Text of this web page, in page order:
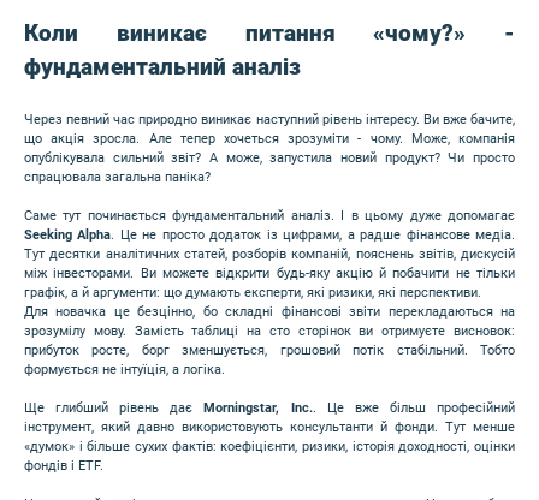
Коли виникає питання «чому?» -
фундаментальний аналіз
Через певний час природно виникає наступний рівень інтересу. Ви вже бачите,
що акція зросла. Але тепер хочеться зрозуміти - чому. Може, компанія
опублікувала сильний звіт? А може, запустила новий продукт? Чи просто
спрацювала загальна паніка?
Саме тут починається фундаментальний аналіз. І в цьому дуже допомагає
Seeking Alpha. Це не просто додаток із цифрами, а радше фінансове медіа.
Тут десятки аналітичних статей, розборів компаній, пояснень звітів, дискусій
між інвесторами. Ви можете відкрити будь-яку акцію й побачити не тільки
графік, а й аргументи: що думають експерти, які ризики, які перспективи.
Для новачка це безцінно, бо складні фінансові звіти перекладаються на
зрозумілу мову. Замість таблиці на сто сторінок ви отримуєте висновок:
прибуток росте, борг зменшується, грошовий потік стабільний. Тобто
формується не інтуїція, а логіка.
Ще глибший рівень дає Morningstar, Inc.. Це вже більш професійний
інструмент, який давно використовують консультанти й фонди. Тут менше
«думок» і більше сухих фактів: коефіцієнти, ризики, історія доходності, оцінки
фондів і ETF.